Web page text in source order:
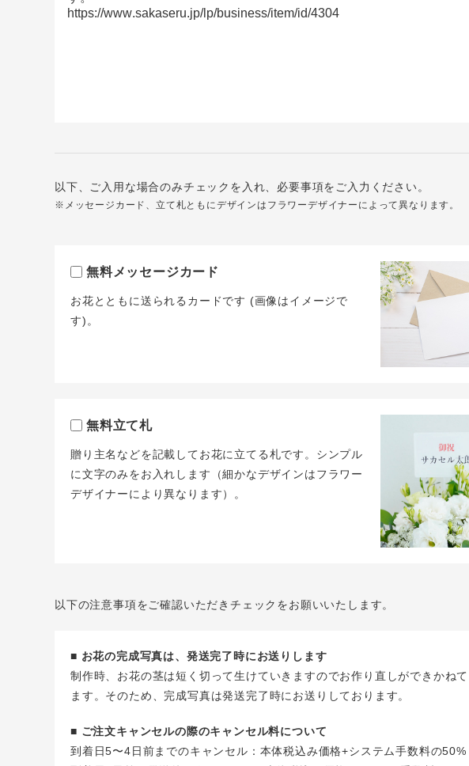
以下、ご入用な場合のみチェックを入れ、必要事項をご入力ください。
※メッセージカード、立て札ともにデザインはフラワーデザイナーによって異なります。
無料メッセージカード
お花とともに送られるカードです (画像はイメージで
す)。
無料立て札
贈り主名などを記載してお花に立てる札です。シンプル
に文字のみをお入れします（細かなデザインはフラワー
デザイナーにより異なります）。
以下の注意事項をご確認いただきチェックをお願いいたします。
■ お花の完成写真は、発送完了時にお送りします
制作時、お花の茎は短く切って生けていきますのでお作り直しができかね
ます。そのため、完成写真は発送完了時にお送りしております。
■ ご注文キャンセルの際のキャンセル料について
到着日5〜4日前までのキャンセル：本体税込み価格+システム手数料の50%